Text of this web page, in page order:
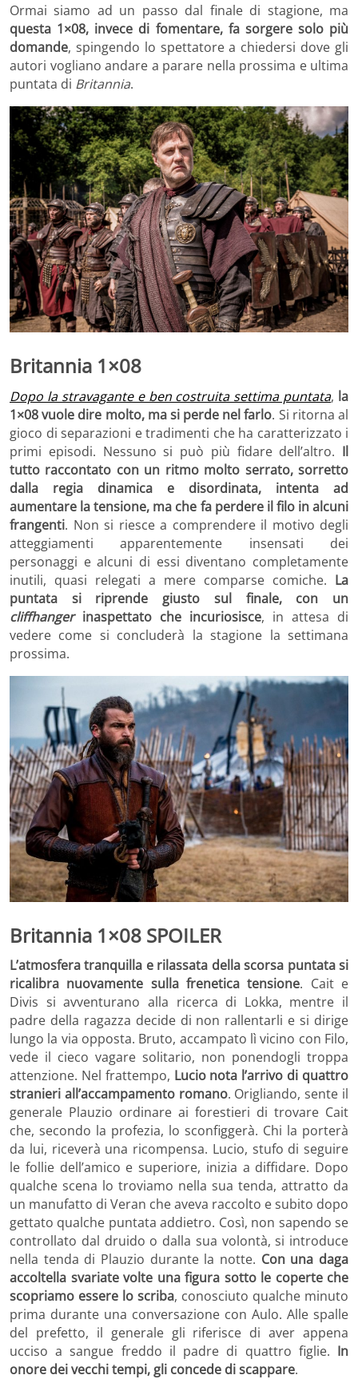
Ormai siamo ad un passo dal finale di stagione, ma
questa 1×08, invece di fomentare, fa sorgere solo più
domande, spingendo lo spettatore a chiedersi dove gli
autori vogliano andare a parare nella prossima e ultima
puntata di Britannia.
Britannia 1×08
Dopo la stravagante e ben costruita settima puntata, la
1×08 vuole dire molto, ma si perde nel farlo. Si ritorna al
gioco di separazioni e tradimenti che ha caratterizzato i
primi episodi. Nessuno si può più fidare dell’altro. Il
tutto raccontato con un ritmo molto serrato, sorretto
dalla regia dinamica e disordinata, intenta ad
aumentare la tensione, ma che fa perdere il filo in alcuni
frangenti. Non si riesce a comprendere il motivo degli
atteggiamenti apparentemente insensati dei
personaggi e alcuni di essi diventano completamente
inutili, quasi relegati a mere comparse comiche. La
puntata si riprende giusto sul finale, con un
cliffhanger inaspettato che incuriosisce, in attesa di
vedere come si concluderà la stagione la settimana
prossima.
Britannia 1×08 SPOILER
L’atmosfera tranquilla e rilassata della scorsa puntata si
ricalibra nuovamente sulla frenetica tensione. Cait e
Divis si avventurano alla ricerca di Lokka, mentre il
padre della ragazza decide di non rallentarli e si dirige
lungo la via opposta. Bruto, accampato lì vicino con Filo,
vede il cieco vagare solitario, non ponendogli troppa
attenzione. Nel frattempo, Lucio nota l’arrivo di quattro
stranieri all’accampamento romano. Origliando, sente il
generale Plauzio ordinare ai forestieri di trovare Cait
che, secondo la profezia, lo sconfiggerà. Chi la porterà
da lui, riceverà una ricompensa. Lucio, stufo di seguire
le follie dell’amico e superiore, inizia a diffidare. Dopo
qualche scena lo troviamo nella sua tenda, attratto da
un manufatto di Veran che aveva raccolto e subito dopo
gettato qualche puntata addietro. Così, non sapendo se
controllato dal druido o dalla sua volontà, si introduce
nella tenda di Plauzio durante la notte. Con una daga
accoltella svariate volte una figura sotto le coperte che
scopriamo essere lo scriba, conosciuto qualche minuto
prima durante una conversazione con Aulo. Alle spalle
del prefetto, il generale gli riferisce di aver appena
ucciso a sangue freddo il padre di quattro figlie. In
onore dei vecchi tempi, gli concede di scappare.